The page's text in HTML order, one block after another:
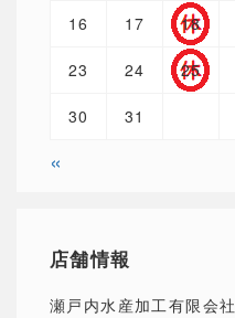
16 17 18
23 24 25
30 31
«
店舗情報
瀬戸内水産加工有限会社